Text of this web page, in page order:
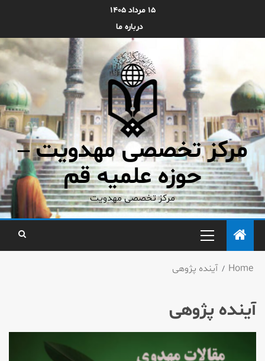
۱۵ مرداد ۱۴۰۵
درباره ما
مرکز تخصصی مهدویت –
حوزه علمیه قم
مرکز تخصصی مهدویت
Home آینده پژوهی
آینده پژوهی